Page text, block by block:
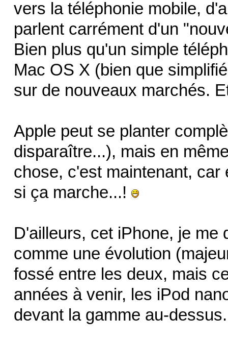
vers la téléphonie mobile,
parlent carrément d'un
Bien plus qu'un simple
Mac OS X (bien que
sur de nouveaux marchés.
Apple peut se planter
disparaître...), mais en
chose, c'est maintenant,
si ça marche...!
D'ailleurs, cet iPhone, je me
comme une évolution
fossé entre les deux, mais
années à venir, les iPod
devant la gamme au-dessus.